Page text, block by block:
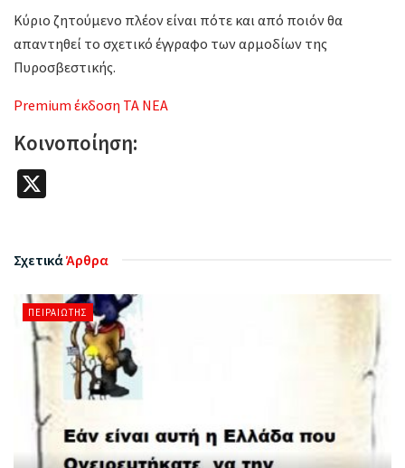
Κύριο ζητούμενο πλέον είναι πότε και από ποιόν θα
απαντηθεί το σχετικό έγγραφο των αρμοδίων της
Πυροσβεστικής.
Premium έκδοση ΤΑ ΝΕΑ
Κοινοποίηση:
ΣχετικάΆρθρα
ΠΕΙΡΑΙΏΤΗΣ